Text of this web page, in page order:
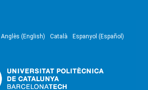
Anglès (English) Català Espanyol (Español)